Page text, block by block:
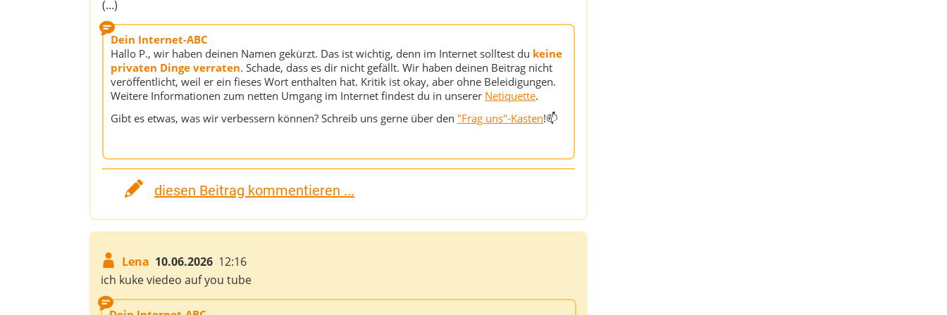
(...)
Dein Internet-ABC
Hallo P., wir haben deinen Namen gekürzt. Das ist wichtig, denn im Internet solltest du keine
privaten Dinge verraten. Schade, dass es dir nicht gefällt. Wir haben deinen Beitrag nicht
veröffentlicht, weil er ein fieses Wort enthalten hat. Kritik ist okay, aber ohne Beleidigungen.
Weitere Informationen zum netten Umgang im Internet findest du in unserer Netiquette.
Gibt es etwas, was wir verbessern können? Schreib uns gerne über den "Frag uns"-Kasten!📫
diesen Beitrag kommentieren ...
Lena 10.06.2026 12:16
ich kuke viedeo auf you tube